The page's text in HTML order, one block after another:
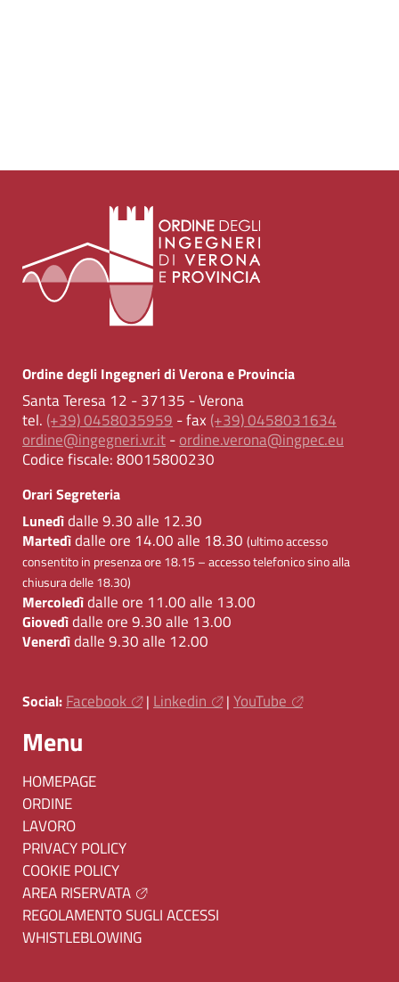
Ordine degli Ingegneri di Verona e Provincia
Santa Teresa 12 - 37135 - Verona
tel. (+39) 0458035959 - fax (+39) 0458031634
ordine@ingegneri.vr.it-ordine.verona@ingpec.eu
Codice fiscale:80015800230
Orari Segreteria
Lunedìdalle 9.30 alle 12.30
Martedìdalle ore 14.00 alle 18.30 (ultimo accesso
consentito in presenza ore 18.15 – accesso telefonico sino alla
chiusura delle 18.30)
Mercoledìdalle ore 11.00 alle 13.00
Giovedìdalle ore 9.30 alle 13.00
Venerdìdalle 9.30 alle 12.00
Social: Facebook | Linkedin | YouTube
Menu
HOMEPAGE
ORDINE
LAVORO
PRIVACY POLICY
COOKIE POLICY
AREA RISERVATA
REGOLAMENTO SUGLI ACCESSI
WHISTLEBLOWING